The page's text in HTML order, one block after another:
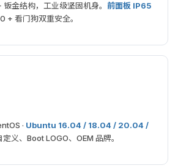
金结构，工业级坚固机身。 前面板 IP65
+ 看门狗双重安全。
· Ubuntu 16.04 / 18.04 / 20.04 /
义、Boot LOGO、OEM 品牌。